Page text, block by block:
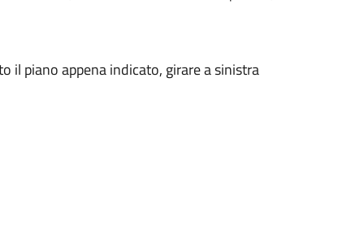
il piano appena indicato, girare a sinistra